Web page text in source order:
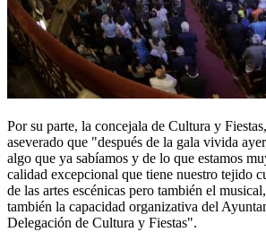
Por su parte, la concejala de Cultura y
aseverado que "después de la gala vivida
algo que ya sabíamos y de lo que estamos
calidad excepcional que tiene nuestro tejido
de las artes escénicas pero también el
también la capacidad organizativa del
Delegación de Cultura y Fiestas".